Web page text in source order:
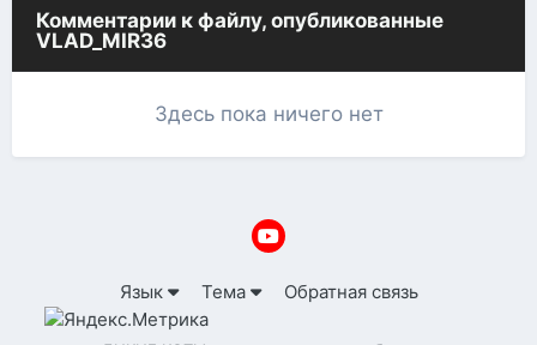
Комментарии к файлу, опубликованные
VLAD_MIR36
Здесь пока ничего нет
Язык Тема Обратная связь